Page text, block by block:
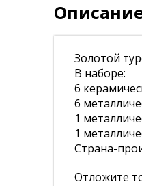
Золотой
В наборе:
6
6
1
1
Страна-
Отложите